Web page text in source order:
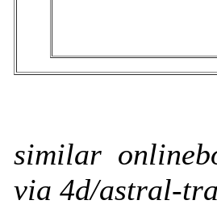
similar
via 4d/astral-